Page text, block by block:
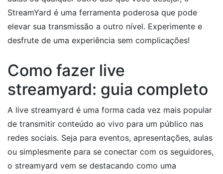
StreamYard é uma ferramenta poderosa que pode
elevar sua transmissão a outro nível. Experimente e
desfrute de uma experiência sem complicações!
Como fazer live
streamyard: guia completo
A live streamyard é uma forma cada vez mais popular
de transmitir conteúdo ao vivo para um público nas
redes sociais. Seja para eventos, apresentações, aulas
ou simplesmente para se conectar com os seguidores,
o streamyard vem se destacando como uma